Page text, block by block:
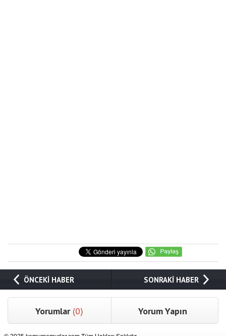
ÖNCEKİ HABER SONRAKİ HABER
Yorumlar (0) Yorum Yapın